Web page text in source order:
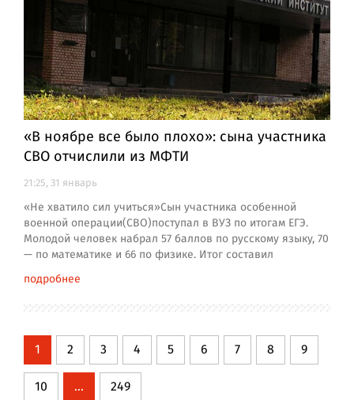
«В ноябре все было плохо»: сына участника
СВО отчислили из МФТИ
21:25, 31 январь
«Не хватило сил учиться»Сын участника особенной
военной операции(СВО)поступал в ВУЗ по итогам ЕГЭ.
Молодой человек набрал 57 баллов по русскому языку, 70
— по математике и 66 по физике. Итог составил
подробнее
1 2 3 4 5 6 7 8
9
10
... 249